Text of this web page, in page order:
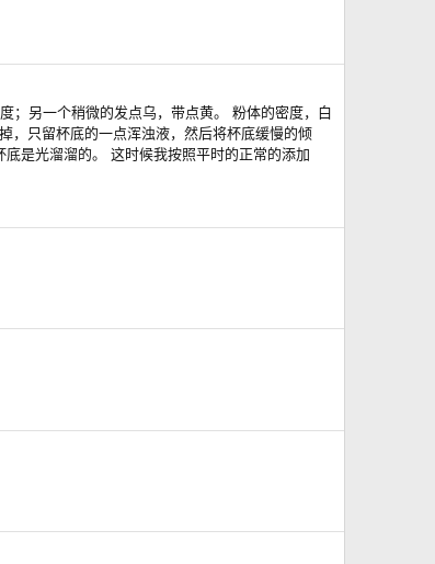
；另一个稍微的发点乌，带点黄。 粉体的密度，白
，只留杯底的一点浑浊液，然后将杯底缓慢的倾
是光溜溜的。 这时候我按照平时的正常的添加